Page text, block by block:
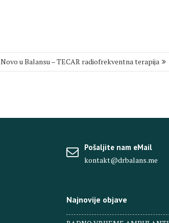
Novo u Balansu – TECAR radiofrekventna terapija
Pošaljite nam eMail
kontakt@drbalans.me
Najnovije objave